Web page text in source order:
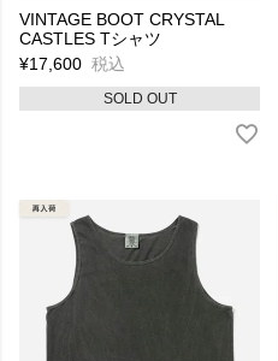
VINTAGE BOOT CRYSTAL
CASTLES Tシャツ
¥17,600 税込
SOLD OUT